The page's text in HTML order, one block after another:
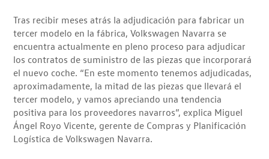
Tras recibir meses atrás la adjudicación para fabricar un
tercer modelo en la fábrica, Volkswagen Navarra se
encuentra actualmente en pleno proceso para adjudicar
los contratos de suministro de las piezas que incorporará
el nuevo coche. “En este momento tenemos adjudicadas,
aproximadamente, la mitad de las piezas que llevará el
tercer modelo, y vamos apreciando una tendencia
positiva para los proveedores navarros”, explica Miguel
Ángel Royo Vicente, gerente de Compras y Planificación
Logística de Volkswagen Navarra.